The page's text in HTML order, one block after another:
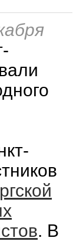
. В